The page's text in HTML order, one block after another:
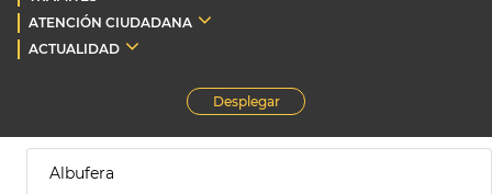
ATENCIÓN CIUDADANA
ACTUALIDAD
Desplegar
Albufera